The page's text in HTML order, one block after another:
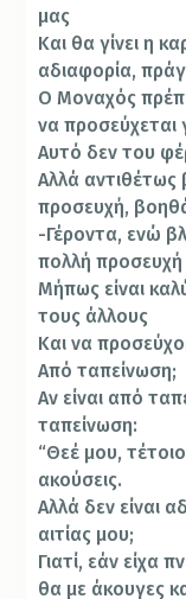
μας
Και θα γίνει η
αδιαφορία,
Ο Μοναχός
να προσεύχεται
Αυτό δεν του
Αλλά αντιθέτως
προσευχή,
-Γέροντα, ενώ
πολλή προσευχή
Μήπως είναι
τους άλλους
Και να
Από ταπείνωση;
Αν είναι από
ταπείνωση:
“Θεέ μου,
ακούσεις.
Αλλά δεν είναι
αιτίας μου;
Γιατί, εάν είχα
θα με άκουγες